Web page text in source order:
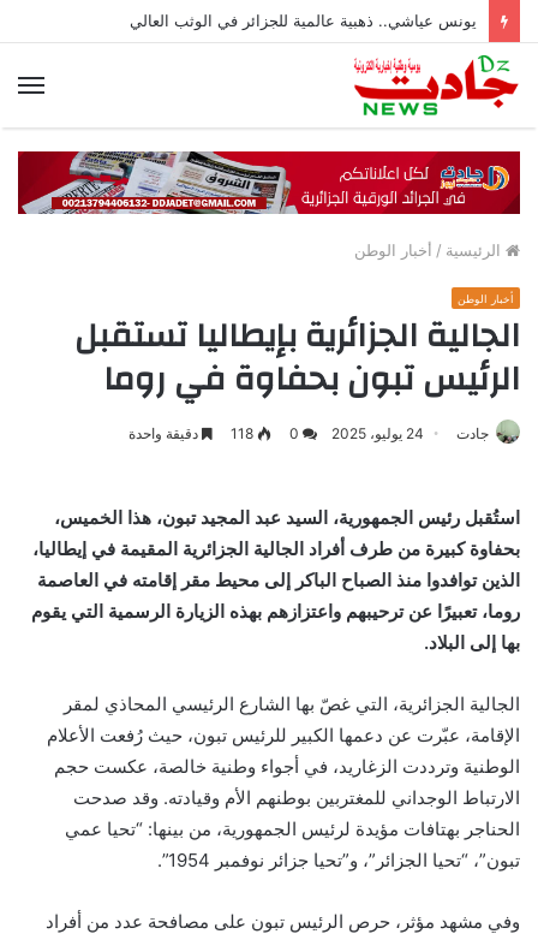
يونس عياشي.. ذهبية عالمية للجزائر في الوثب العالي
الرئيسية / أخبار الوطن
أخبار الوطن
الجالية الجزائرية بإيطاليا تستقبل
الرئيس تبون بحفاوة في روما
جادت 24 يوليو، 2025 0
118 دقيقة واحدة
استُقبل رئيس الجمهورية، السيد عبد المجيد تبون، هذا الخميس،
بحفاوة كبيرة من طرف أفراد الجالية الجزائرية المقيمة في إيطاليا،
الذين توافدوا منذ الصباح الباكر إلى محيط مقر إقامته في العاصمة
روما، تعبيرًا عن ترحيبهم واعتزازهم بهذه الزيارة الرسمية التي يقوم
بها إلى البلاد.
الجالية الجزائرية، التي غصّ بها الشارع الرئيسي المحاذي لمقر
الإقامة، عبّرت عن دعمها الكبير للرئيس تبون، حيث رُفعت الأعلام
الوطنية وترددت الزغاريد، في أجواء وطنية خالصة، عكست حجم
الارتباط الوجداني للمغتربين بوطنهم الأم وقيادته. وقد صدحت
الحناجر بهتافات مؤيدة لرئيس الجمهورية، من بينها: “تحيا عمي
تبون”، “تحيا الجزائر”، و”تحيا جزائر نوفمبر 1954”.
وفي مشهد مؤثر، حرص الرئيس تبون على مصافحة عدد من أفراد